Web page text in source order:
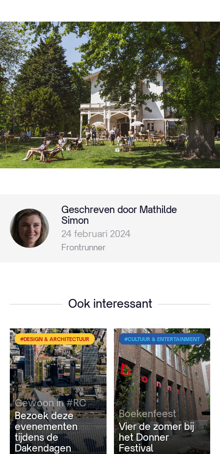
Geschreven door Mathilde
Simon
24 februari 2024
Frontrunner
Ook interessant
#DESIGN & ARCHITECTUUR
Gewoon in #RC
Bezoek deze
evenementen
tijdens de
Dakendagen
#CULTUUR & ENTERTAINMENT
Boekenfeest
Vier de zomer bij
het Donner
Festival